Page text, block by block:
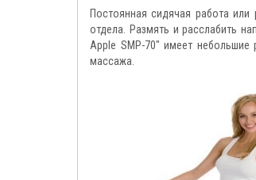
Постоянная сидячая работа
отдела. Размять и расслабить
Apple SMP-70" имеет
массажа.